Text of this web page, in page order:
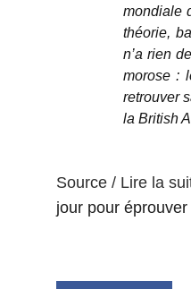
mondiale
théorie,
n’a rien
morose :
retrouver
la British
Source / Lire la
jour pour